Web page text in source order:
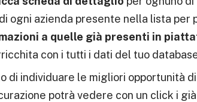
ogni azienda presente nella lista per
a quelle già presenti in
con i tutti i dati del tuo
di individuare le migliori opportunità
potrà vedere con un click i